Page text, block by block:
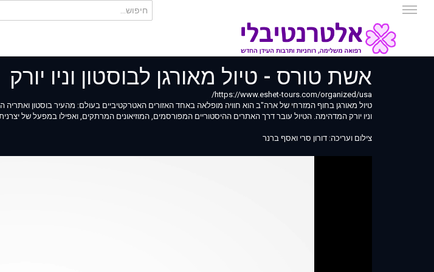
אשת טורס - טיול מאורגן לבוסטון וניו יורק
https://www.eshet-tours.com/organized/usa/
טיול מאורגן בחוף המזרחי של ארה"ב הוא חוויה מופלאה באחד האזורים האטרקטיביים בעולם: מהעיר בוסטון ואתריה
וניו יורק המדהימה. הטיול עובר דרך האתרים ההיסטוריים המפורסמים, המוזיאונים המרתקים, ואפילו במפעל של
צילום ועריכה: דורון סרי ואסף ברנר